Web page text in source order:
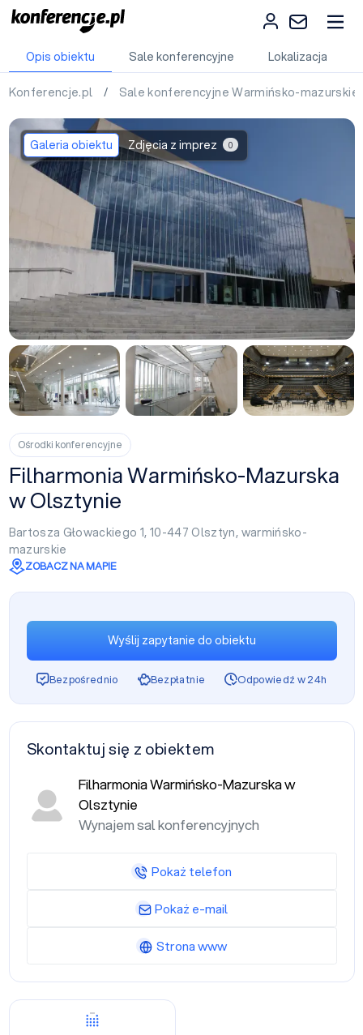
Opis obiektu Sale konferencyjne Lokalizacja
Konferencje.pl / Sale konferencyjne Warmińsko-mazurskie
Galeria obiektu Zdjęcia z imprez 0
Ośrodki konferencyjne
Filharmonia Warmińsko-Mazurska
w Olsztynie
Bartosza Głowackiego 1, 10-447Olsztyn, warmińsko-
mazurskie
ZOBACZ NA MAPIE
Konferencja
Wyślij zapytanie do obiektu
Bezpośrednio Bezpłatnie Odpowiedź w 24h
Skontaktuj się z obiektem
Filharmonia Warmińsko-Mazurska w
Olsztynie
Wynajem sal konferencyjnych
Pokaż telefon
Pokaż e-mail
Strona www